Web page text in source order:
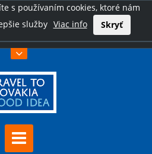
s používaním cookies, ktoré nám
služby Viac info Skryť